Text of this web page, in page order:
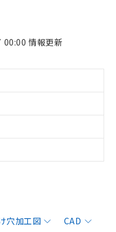
情報更新
穴加工図
CAD